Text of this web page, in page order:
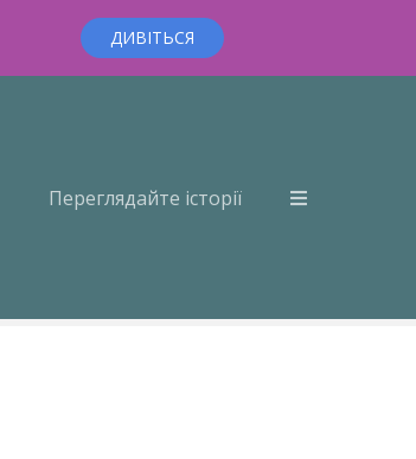
ДИВІТЬСЯ
Переглядайте історії